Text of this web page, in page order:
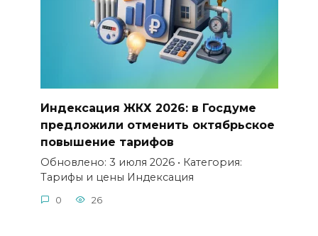
Индексация ЖКХ 2026: в Госдуме
предложили отменить октябрьское
повышение тарифов
Обновлено: 3 июля 2026 • Категория:
Тарифы и цены Индексация
0 26